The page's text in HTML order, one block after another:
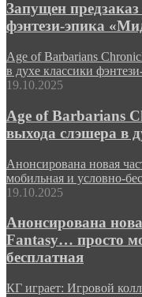
Запущен
фэнтези-эпика
Age of Barbarians
в духе классики
19.10.2025
Age of Barbarians
выхода слэшера в
Анонсирована новая
мобильная и условно-
19.10.2025
Анонсирована
Fantasy… просто
бесплатная
КГ играет: Игровой